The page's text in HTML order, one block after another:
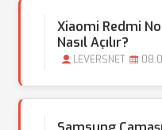
Xiaomi Redmi
Nasıl Açılır?
LEVERSNET